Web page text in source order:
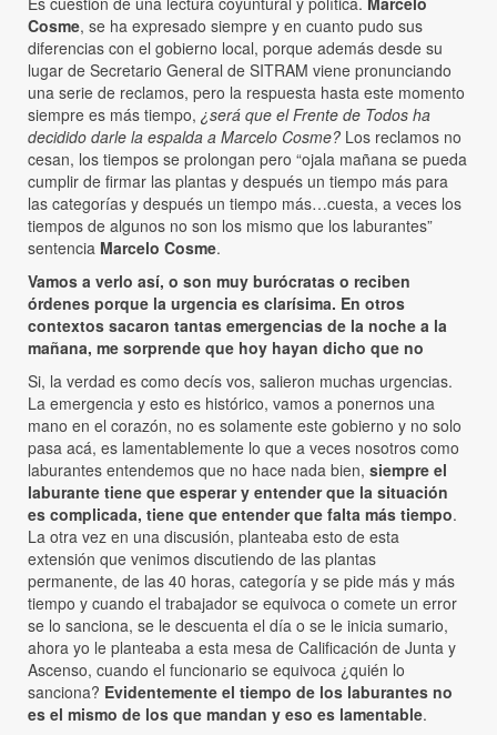
Cosme, se ha expresado siempre y en cuanto pudo sus
diferencias con el gobierno local, porque además desde su
lugar de Secretario General de SITRAM viene pronunciando
una serie de reclamos, pero la respuesta hasta este momento
siempre es más tiempo, ¿será que el Frente de Todos ha
decidido darle la espalda a Marcelo Cosme? Los reclamos no
cesan, los tiempos se prolongan pero “ojala mañana se pueda
cumplir de firmar las plantas y después un tiempo más para
las categorías y después un tiempo más…cuesta, a veces los
tiempos de algunos no son los mismo que los laburantes”
sentencia Marcelo Cosme.
Vamos a verlo así, o son muy burócratas o reciben
órdenes porque la urgencia es clarísima. En otros
contextos sacaron tantas emergencias de la noche a la
mañana, me sorprende que hoy hayan dicho que no
Si, la verdad es como decís vos, salieron muchas urgencias.
La emergencia y esto es histórico, vamos a ponernos una
mano en el corazón, no es solamente este gobierno y no solo
pasa acá, es lamentablemente lo que a veces nosotros como
laburantes entendemos que no hace nada bien, siempre el
laburante tiene que esperar y entender que la situación
es complicada, tiene que entender que falta más tiempo.
La otra vez en una discusión, planteaba esto de esta
extensión que venimos discutiendo de las plantas
permanente, de las 40 horas, categoría y se pide más y más
tiempo y cuando el trabajador se equivoca o comete un error
se lo sanciona, se le descuenta el día o se le inicia sumario,
ahora yo le planteaba a esta mesa de Calificación de Junta y
Ascenso, cuando el funcionario se equivoca ¿quién lo
sanciona? Evidentemente el tiempo de los laburantes no
es el mismo de los que mandan y eso es lamentable.